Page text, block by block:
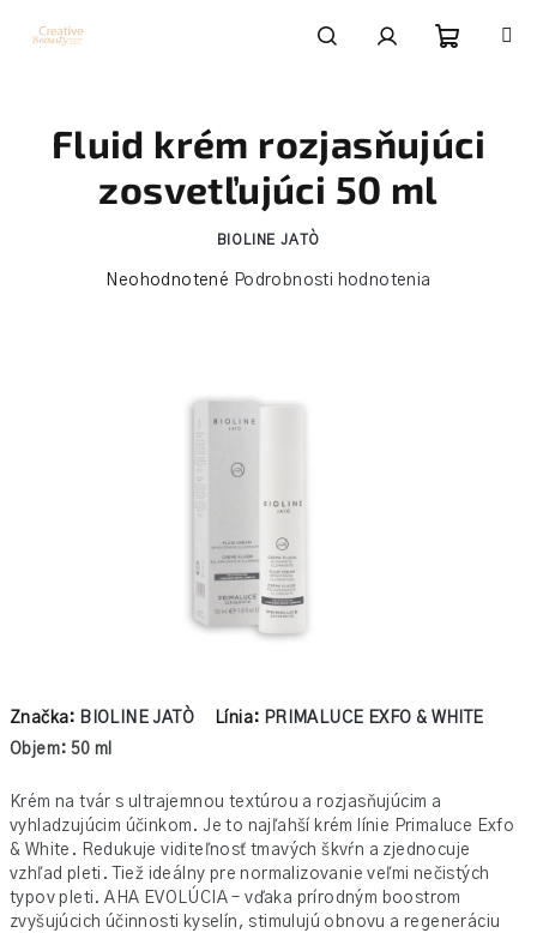
košík
Značka: BIOLINE JATÒ Línia: PRIMALUCE EXFO & WHITE
Objem: 50 ml
Krém na tvár s ultrajemnou textúrou a rozjasňujúcim a
vyhladzujúcim účinkom. Je to najľahší krém línie Primaluce Exfo
& White. Redukuje viditeľnosť tmavých škvŕn a zjednocuje
vzhľad pleti. Tiež ideálny pre normalizovanie veľmi nečistých
typov pleti. AHA EVOLÚCIA – vďaka prírodným boostrom
zvyšujúcich účinnosti kyselín, stimulujú obnovu a regeneráciu
Fluid krém rozjasňujúci
zosvetľujúci 50 ml
BIOLINE JATÒ
Priemerné
Neohodnotené Podrobnosti hodnotenia